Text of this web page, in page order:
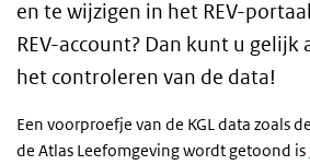
en te wijzigen in het REV-
REV-account? Dan kunt u gelijk
het controleren van de data!
Een voorproefje van de KGL data zoals
de Atlas Leefomgeving wordt getoond is